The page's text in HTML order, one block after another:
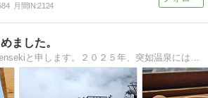
月間IN:2124
ました。
はじめまして。muensekiと申します。２０２５年、突如温泉にはまる。温泉へ行くには１人旅が気楽で好きです。秘湯へ行った思い出と道中のあれこれ。温泉と１人旅へ行きたくなる道しるべに。